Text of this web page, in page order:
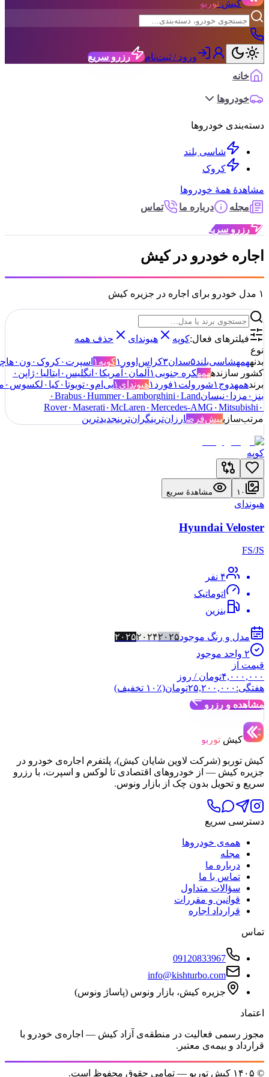
توربو
ورود / ثبت‌نام
رزرو سریع
خودروها
شاسی بلند
کروک
همهٔ خودروها
درباره ما تماس
سریع
خودرو در کیش
برای اجاره در جزیره کیش
فعال:کوپه هیوندای حذف همه
شاسی‌بلند۵سدان۳کراس‌اوور ۱کوپه۱ اسپرت ۰ کروک۰ون ۰هاچبک ۰
همهکره جنوبی ۱ آلمان ۰ آمریکا۰ انگلیس۰ ایتالیا۰ ژاپن۰
دوج۱شورولت۱فورد۱هیوندای۱بی‌ام‌و۰تویوتا۰ کیا۰لکسوس۰مرسدس
۰نیسان ۰Brabus۰Hummer۰Lamborghini۰Land
Rover۰Maserati۰McLaren۰Mercedes-AMG۰
پیش‌فرضارزان‌ترینگران‌ترینجدیدترین
مشاهدهٔ سریع
Hyundai
نفر
اتوماتیک
بنزین
و رنگ موجود ۲۰۲۵۲۰۲۴۲۰۲۵
موجود
تومان / روز
۲۵,۲۰۰,۰۰۰ تومان(٪۱۰تخفیف)
و رزرو
توربو
(شرکت لاوین شایان کیش)، پلتفرم اجاره‌ی خودرو در
— از خودروهای اقتصادی تا لوکس و اسپرت، با رزرو
تحویل بدون چک از بازار ونوس.
سریع
خودروها
ما
با ما
متداول
و مقررات
اجاره
09120833967
info@kishturbo.com
جزیره کیش، بازار ونوس (پاساژ ونوس)
فعالیت در منطقه‌ی آزاد کیش — اجاره‌ی خودرو با
و بیمه‌ی معتبر.
کیش توربو— تمامی حقوق محفوظ است.